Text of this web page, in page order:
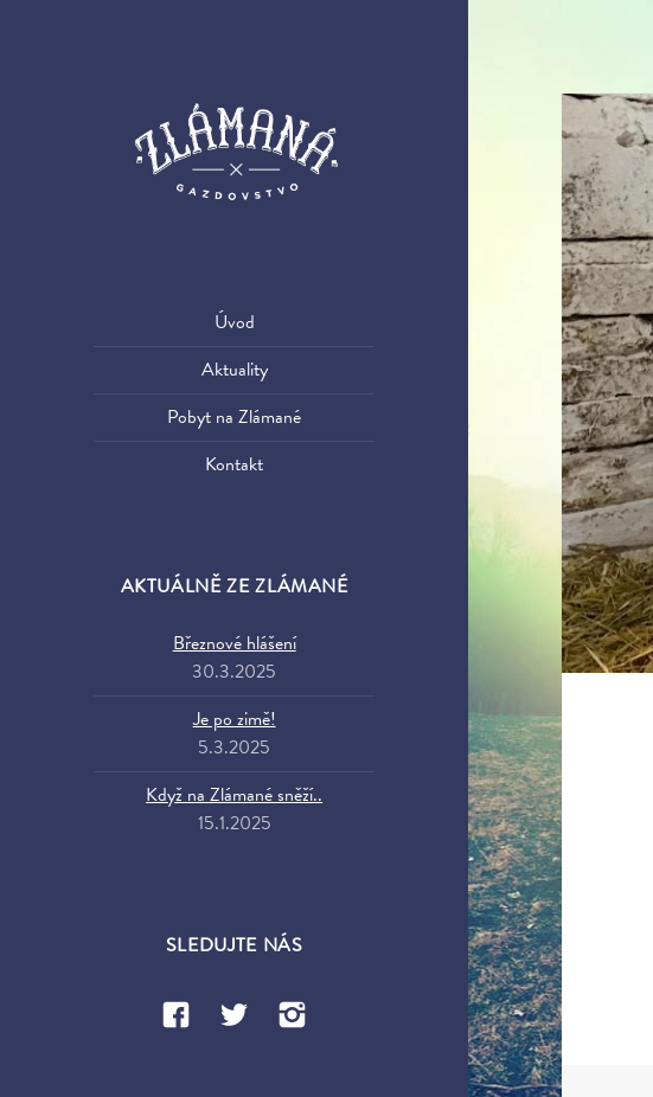
Úvod
Aktuality
Pobyt na Zlámané
Kontakt
AKTUÁLNĚ ZE ZLÁMANÉ
Březnové hlášení
30.3.2025
Je po zimě!
5.3.2025
Když na Zlámané sněží..
15.1.2025
SLEDUJTE NÁS